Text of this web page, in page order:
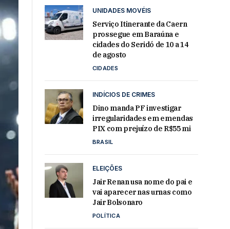
UNIDADES MOVÉIS
Serviço Itinerante da Caern
prossegue em Baraúna e
cidades do Seridó de 10 a 14
de agosto
CIDADES
INDÍCIOS DE CRIMES
Dino manda PF investigar
irregularidades em emendas
PIX com prejuízo de R$55 mi
BRASIL
ELEIÇÕES
Jair Renan usa nome do pai e
vai aparecer nas urnas como
Jair Bolsonaro
POLÍTICA